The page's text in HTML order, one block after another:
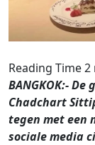
BANGKOK:-
Chadchart
tegen met een
sociale media